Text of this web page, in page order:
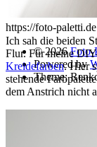
Ich sah die beiden
Flur. Für meine
Kreidefarben. Hier
stehende
dem Anstrich nicht
contact[[@]]foto-
https://foto-paletti.de
© 2026Foto-
Powered by
Theme: